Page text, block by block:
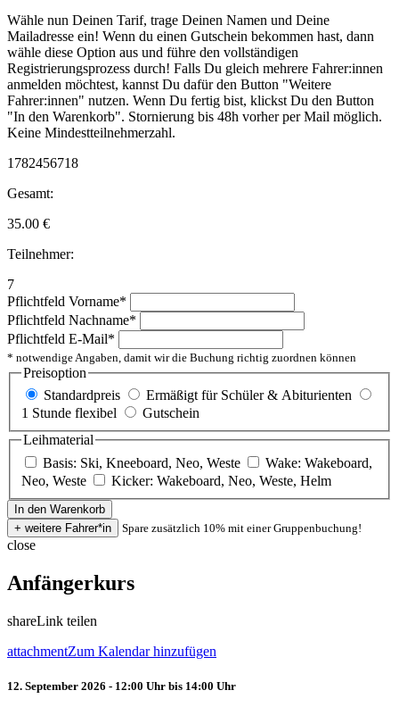
Wähle nun Deinen Tarif, trage Deinen Namen und Deine
Mailadresse ein! Wenn du einen Gutschein bekommen hast, dann
wähle diese Option aus und führe den vollständigen
Registrierungsprozess durch! Falls Du gleich mehrere Fahrer:innen
anmelden möchtest, kannst Du dafür den Button "Weitere
Fahrer:innen" nutzen. Wenn Du fertig bist, klickst Du den Button
"In den Warenkorb". Stornierung bis 48h vorher per Mail möglich.
Keine Mindestteilnehmerzahl.
1782456718
Gesamt:
35.00 €
Teilnehmer:
7
Pflichtfeld Vorname*
Pflichtfeld Nachname*
Pflichtfeld E-Mail*
* notwendige Angaben, damit wir die Buchung richtig zuordnen können
Preisoption
Standardpreis
Ermäßigt für Schüler & Abiturienten
1 Stunde flexibel
Gutschein
Leihmaterial
Basis: Ski, Kneeboard, Neo, Weste
Wake: Wakeboard,
Neo, Weste
Kicker: Wakeboard, Neo, Weste, Helm
Spare zusätzlich 10% mit einer Gruppenbuchung!
close
Anfängerkurs
shareLink teilen
attachmentZum Kalendar hinzufügen
12. September 2026 - 12:00 Uhr bis 14:00 Uhr